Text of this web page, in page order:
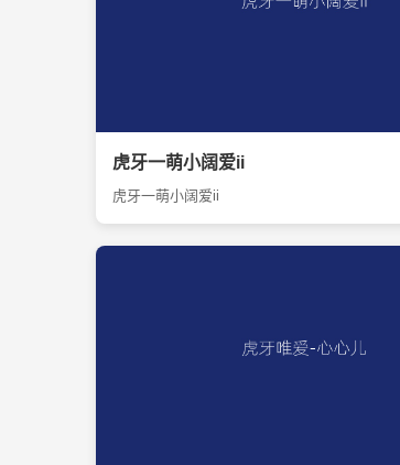
虎牙一萌小阔爱ii
虎牙一萌小阔爱ii